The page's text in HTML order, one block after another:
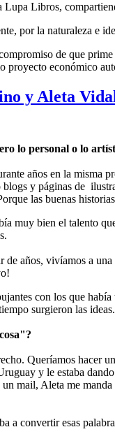
Libros,
por la naturaleza e
de que
proyecto económico
y Aleta
lo personal o lo
años en la misma
blogs y páginas de
las buenas
muy bien el talento
de años, vivíamos a
con los que
surgieron las
Queríamos hacer
y le estaba
mail, Aleta me
a convertir esas